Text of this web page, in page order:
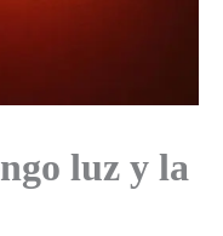
luz y la